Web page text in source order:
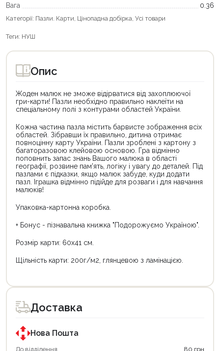
Вага
0.36
Категорії: Пазли. Карти Цінопадна добірка Усі товари
Теги: НУШ
Опис
Жоден малюк не зможе відірватися від захоплюючої
гри-карти! Пазли необхідно правильно наклеїти на
спеціальному полі з контурами областей України.
Кожна частина пазла містить барвисте зображення всіх
областей. Зібравши їх правильно, дитина отримає
повноцінну карту України. Пазли зроблені з картону з
багаторазовою клейовою основою. Гра відмінно
поповнить запас знань Вашого малюка в області
географії, розвине пам'ять, логіку і увагу до деталей. Під
пазлами є підказки, якщо малюк забуде, куди додати
пазл. Іграшка відмінно підійде для розваги і для навчання
малюків!
Упаковка-картонна коробка.
+ Бонус - пізнавальна книжка "Подорожуємо Україною".
Розмір карти: 60х41 см.
Щільність карти: 200г/м2, глянцевою з ламінацією.
Доставка
Нова Пошта
До відділення
80 грн